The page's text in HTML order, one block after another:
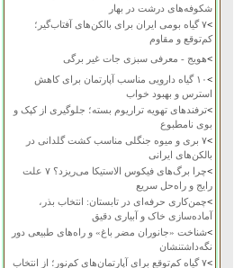
شکوفه‌های درشت در بهار
>
۷ گیاه بومی ایران برای بالکن‌های آفتاب‌گیر؛
کم‌توقع و مقاوم
>هویج - معرفی سبزی جات غیر برگی
>
۱۰ گیاه دارویی مناسب آپارتمان برای کاهش
استرس و بهبود خواب
>ترفندهای تهویه تراریوم بسته؛ جلوگیری از کپک و
بوی نامطبوع
>
۷ بری و میوه جنگلی مناسب کشت گلدانی در
بالکن‌های ایرانی
>
چرا برگ‌های فیکوس الاستیکا می‌ریزد؟ ۷ علت
رایج و راه‌حل سریع
>چمن‌کاری حرفه‌ای در تابستان: انتخاب بذر،
آماده‌سازی خاک و آبیاری دقیق
>شناخت «جانوران مضر باغ» و راه‌های طبیعی دور
نگه‌داشتنشان
>
۷ گیاه کم‌توقع برای آپارتمان‌های کم‌نور؛ از انتخاب